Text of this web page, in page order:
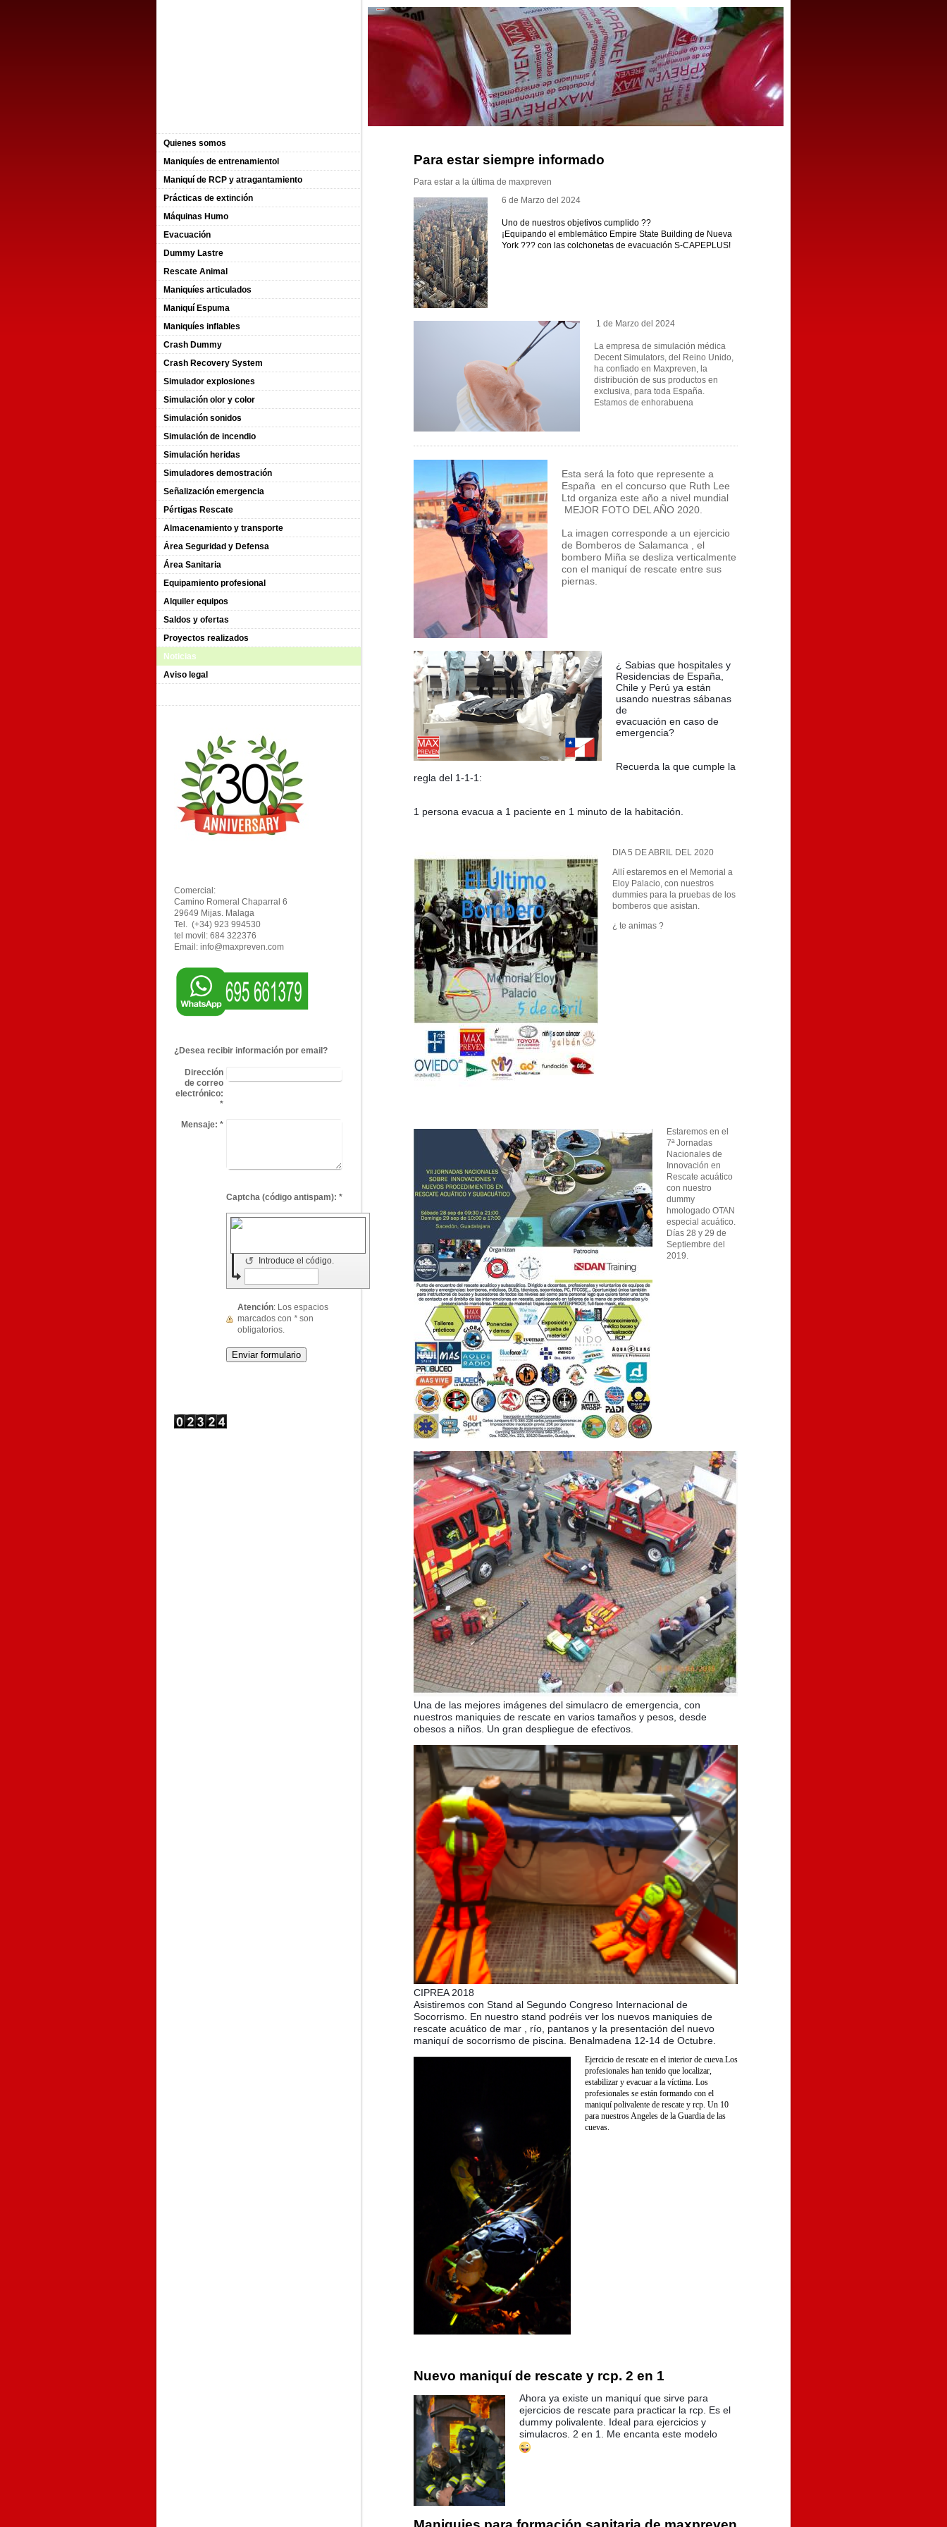
Para estar siempre informado
Para estar a la última de maxpreven
6 de Marzo del 2024
Uno de nuestros objetivos cumplido ??
¡Equipando el emblemático Empire State Building de Nueva
York ??? con las colchonetas de evacuación S-CAPEPLUS!
1 de Marzo del 2024
La empresa de simulación médica
Decent Simulators, del Reino Unido,
ha confiado en Maxpreven, la
distribución de sus productos en
exclusiva, para toda España.
Estamos de enhorabuena
Esta será la foto que represente a
España en el concurso que Ruth Lee
Ltd organiza este año a nivel mundial
MEJOR FOTO DEL AÑO 2020.
La imagen corresponde a un ejercicio
de Bomberos de Salamanca , el
bombero Miña se desliza verticalmente
con el maniquí de rescate entre sus
piernas.
¿ Sabias que hospitales y
Residencias de España,
Chile y Perú ya están
usando nuestras sábanas
de
evacuación en caso de
emergencia?
Recuerda la que cumple la
regla del 1-1-1:
1 persona evacua a 1 paciente en 1 minuto de la habitación.
DIA 5 DE ABRIL DEL 2020
Allí estaremos en el Memorial a
Eloy Palacio, con nuestros
dummies para la pruebas de los
bomberos que asistan.
¿ te animas ?
Estaremos en el
7ª Jornadas
Nacionales de
Innovación en
Rescate acuático
con nuestro
dummy
hmologado OTAN
especial acuático.
Días 28 y 29 de
Septiembre del
2019.
Una de las mejores imágenes del simulacro de emergencia, con
nuestros maniquies de rescate en varios tamaños y pesos, desde
obesos a niños. Un gran despliegue de efectivos.
CIPREA 2018
Asistiremos con Stand al Segundo Congreso Internacional de
Socorrismo. En nuestro stand podréis ver los nuevos maniquies de
rescate acuático de mar , río, pantanos y la presentación del nuevo
maniquí de socorrismo de piscina. Benalmadena 12-14 de Octubre.
Ejercicio de rescate en el interior de cueva.Los
profesionales han tenido que localizar,
estabilizar y evacuar a la víctima. Los
profesionales se están formando con el
maniquí polivalente de rescate y rcp. Un 10
para nuestros Angeles de la Guardia de las
cuevas.
Nuevo maniquí de rescate y rcp. 2 en 1
Ahora ya existe un maniquí que sirve para
ejercicios de rescate para practicar la rcp. Es el
dummy polivalente. Ideal para ejercicios y
simulacros. 2 en 1. Me encanta este modelo
Quienes somos
Maniquíes de entrenamientol
Maniquí de RCP y atragantamiento
Prácticas de extinción
Máquinas Humo
Evacuación
Dummy Lastre
Rescate Animal
Maniquíes articulados
Maniquí Espuma
Maniquíes inflables
Crash Dummy
Crash Recovery System
Simulador explosiones
Simulación olor y color
Simulación sonidos
Simulación de incendio
Simulación heridas
Simuladores demostración
Señalización emergencia
Pértigas Rescate
Almacenamiento y transporte
Área Seguridad y Defensa
Área Sanitaria
Equipamiento profesional
Alquiler equipos
Saldos y ofertas
Proyectos realizados
Noticias
Aviso legal
Comercial:
Camino Romeral Chaparral 6
29649 Mijas. Malaga
Tel. (+34) 923 994530
tel movil: 684 322376
Email: info@maxpreven.com
¿Desea recibir información por email?
Dirección
de correo
electrónico:
*
Mensaje: *
Captcha (código antispam): *
Introduce el código.
↺
Atención: Los espacios
marcados con * son
obligatorios.